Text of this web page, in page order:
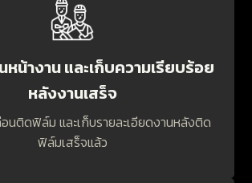
หน้างาน และเก็บความเรียบร้อย
หลังงานเสร็จ
นติดฟิล์ม และเก็บรายละเอียดงานหลังติด
ฟิล์มเสร็จแล้ว